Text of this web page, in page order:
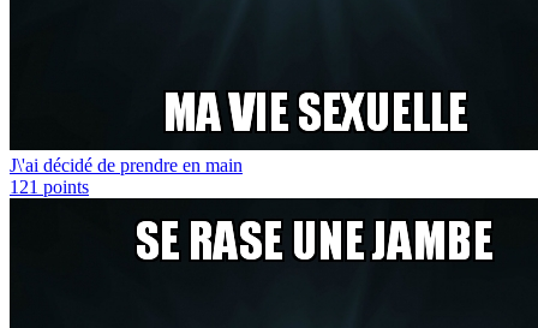
J\'ai décidé de prendre en main
121 points